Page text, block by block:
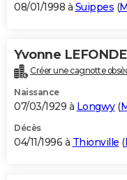
08/01/1998 à Suippes (
Yvonne
Créer une cagnotte
Naissance
07/03/1929 à Longwy(
Décès
04/11/1996 à Thionville (